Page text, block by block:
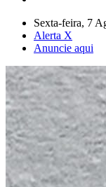
Sexta-feira, 7
Alerta X
Anuncie aqui